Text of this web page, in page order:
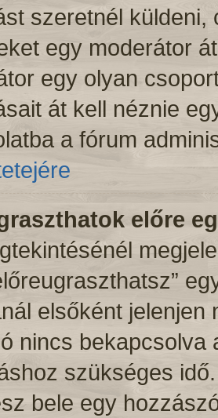
szeretnél
egy moderátor
egy olyan
át kell néznie
a fórum
előre
elsőként
nincs bekapcsolva
szükséges
bele egy